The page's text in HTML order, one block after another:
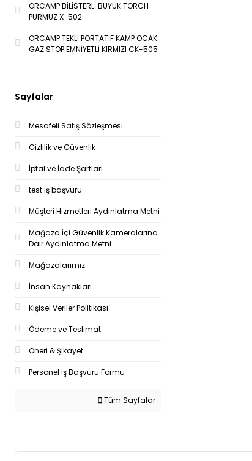
ORCAMP BİLİSTERLİ BÜYÜK TORCH
PÜRMÜZ X-502
ORCAMP TEKLİ PORTATİF KAMP OCAK
GAZ STOP EMNİYETLİ KIRMIZI CK-505
Sayfalar
Mesafeli Satış Sözleşmesi
Gizlilik ve Güvenlik
İptal ve İade Şartları
test iş başvuru
Müşteri Hizmetleri Aydınlatma Metni
Mağaza İçi Güvenlik Kameralarına
Dair Aydınlatma Metni
Mağazalarımız
İnsan Kaynakları
Kişisel Veriler Politikası
Ödeme ve Teslimat
Öneri & Şikayet
Personel İş Başvuru Formu
Tüm Sayfalar